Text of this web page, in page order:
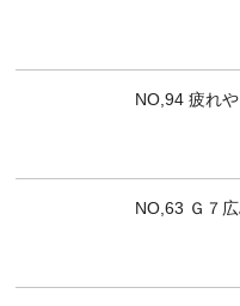
NO,94 疲れ
NO,63 Ｇ７